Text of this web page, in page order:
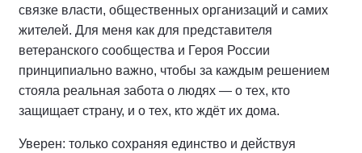
связке власти, общественных организаций и самих
жителей. Для меня как для представителя
ветеранского сообщества и Героя России
принципиально важно, чтобы за каждым решением
стояла реальная забота о людях — о тех, кто
защищает страну, и о тех, кто ждёт их дома.
Уверен: только сохраняя единство и действуя